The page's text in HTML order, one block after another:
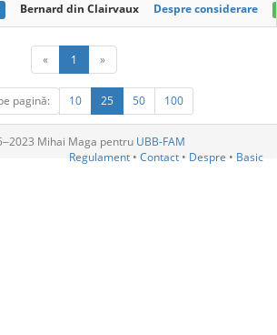
Bernard din Clairvaux Despre considerare
« 1 »
pagină: 10 25 50 100
Mihai Maga pentru UBB-FAM
Regulament • Contact • Despre • Basic